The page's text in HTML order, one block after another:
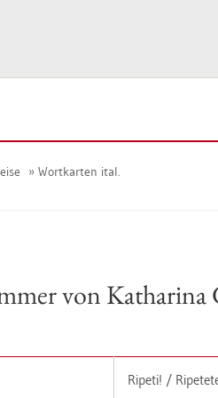
Wort­kar­ten ital.
von Ka­tha­ri­na
Ri­pe­ti! /